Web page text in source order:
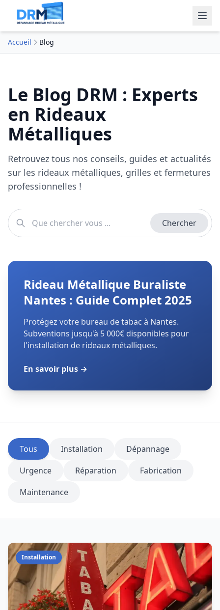
Accueil Blog
Le Blog DRM : Experts
en Rideaux
Métalliques
Retrouvez tous nos conseils, guides et actualités
sur les rideaux métalliques, grilles et fermetures
professionnelles !
Chercher
Rideau Métallique Buraliste
Nantes : Guide Complet 2025
Protégez votre bureau de tabac à Nantes.
Subventions jusqu'à 5 000€ disponibles pour
l'installation de rideaux métalliques.
En savoir plus →
Tous Installation
Dépannage
Urgence
Réparation
Fabrication
Maintenance
Installation